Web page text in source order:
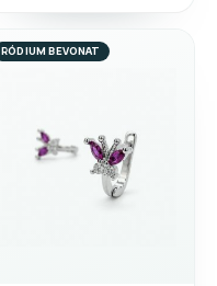
RÓDIUM BEVONAT